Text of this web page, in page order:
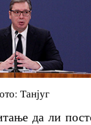
Танјуг
да ли